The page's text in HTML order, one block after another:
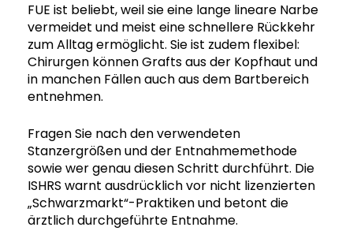
FUE ist beliebt, weil sie eine lange lineare Narbe
vermeidet und meist eine schnellere Rückkehr
zum Alltag ermöglicht. Sie ist zudem flexibel:
Chirurgen können Grafts aus der Kopfhaut und
in manchen Fällen auch aus dem Bartbereich
entnehmen.
Fragen Sie nach den verwendeten
Stanzergrößen und der Entnahmemethode
sowie wer genau diesen Schritt durchführt. Die
ISHRS warnt ausdrücklich vor nicht lizenzierten
„Schwarzmarkt“-Praktiken und betont die
ärztlich durchgeführte Entnahme.